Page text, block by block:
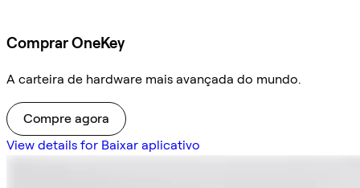
Comprar OneKey
A carteira de hardware mais avançada do mundo.
Compre agora
View details for Baixar aplicativo